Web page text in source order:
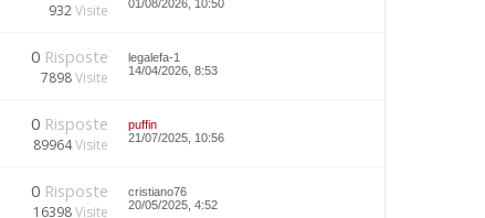
932Visite
01/08/2026, 10:50
0 Risposte
7898Visite
legalefa-1
14/04/2026, 8:53
0 Risposte
89964Visite
puffin
21/07/2025, 10:56
0 Risposte
16398Visite
cristiano76
20/05/2025, 4:52